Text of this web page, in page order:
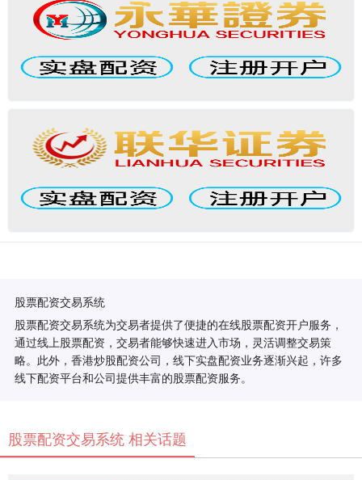
股票配资交易系统
股票配资交易系统为交易者提供了便捷的在线股票配资开户服务，
通过线上股票配资，交易者能够快速进入市场，灵活调整交易策
略。此外，香港炒股配资公司，线下实盘配资业务逐渐兴起，许多
线下配资平台和公司提供丰富的股票配资服务。
股票配资交易系统 相关话题